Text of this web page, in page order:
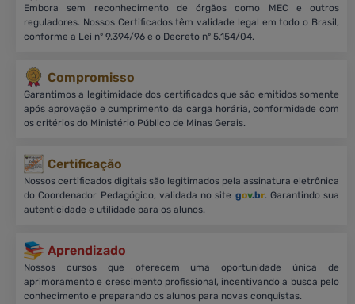
Embora sem reconhecimento de órgãos como MEC e outros
reguladores. Nossos Certificados têm validade legal em todo o Brasil,
conforme a Lei nº 9.394/96 e o Decreto nº 5.154/04.
Compromisso
Garantimos a legitimidade dos certificados que são emitidos somente
após aprovação e cumprimento da carga horária, conformidade com
os critérios do Ministério Público de Minas Gerais.
Certificação
Nossos certificados digitais são legitimados pela assinatura eletrônica
do Coordenador Pedagógico, validada no site gov.br. Garantindo sua
autenticidade e utilidade para os alunos.
Aprendizado
Nossos cursos que oferecem uma oportunidade única de
aprimoramento e crescimento profissional, incentivando a busca pelo
conhecimento e preparando os alunos para novas conquistas.